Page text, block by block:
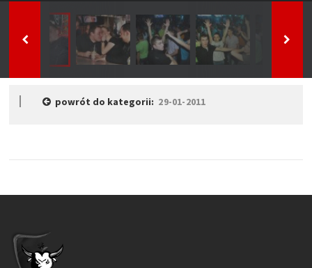
powrót do kategorii: 29-01-2011